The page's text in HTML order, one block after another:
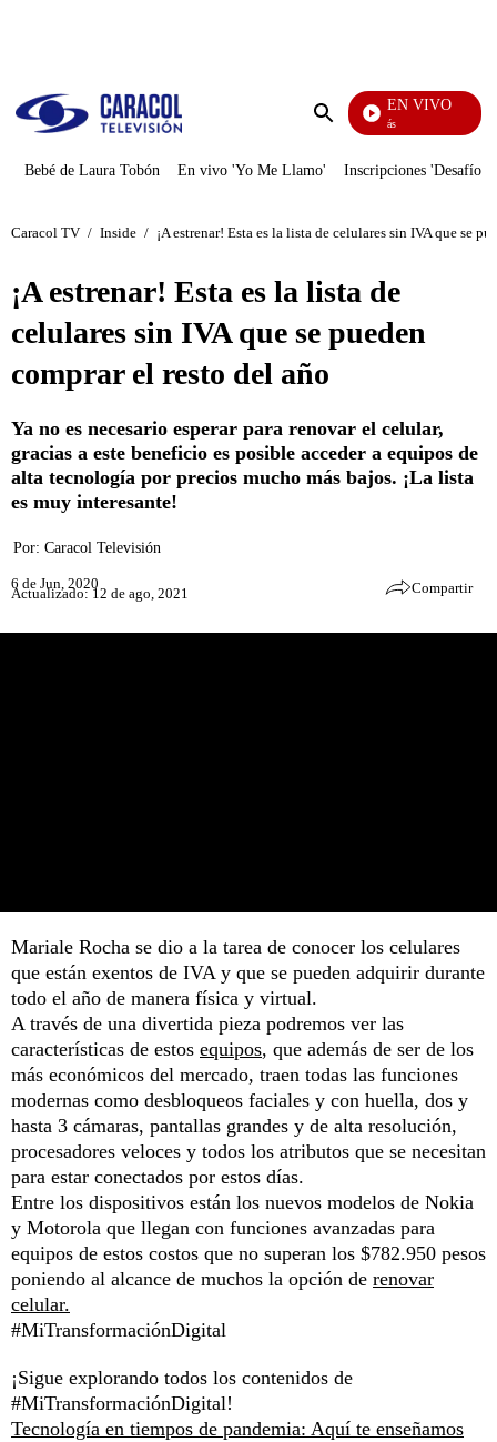
Enviar
EN VIVO
También Caerás
Bebé de Laura Tobón En vivo 'Yo Me Llamo' Inscripciones 'Desafío'
Caracol TV / Inside / ¡A estrenar! Esta es la lista de celulares sin IVA que se
¡A estrenar! Esta es la lista de
celulares sin IVA que se pueden
comprar el resto del año
Ya no es necesario esperar para renovar el celular,
gracias a este beneficio es posible acceder a equipos de
alta tecnología por precios mucho más bajos. ¡La lista
es muy interesante!
Por: Caracol Televisión
6 de Jun, 2020
Actualizado: 12 de ago, 2021 Compartir
Mariale Rocha se dio a la tarea de conocer los celulares
que están exentos de IVA y que se pueden adquirir durante
todo el año de manera física y virtual.
A través de una divertida pieza podremos ver las
características de estos equipos, que además de ser de los
más económicos del mercado, traen todas las funciones
modernas como desbloqueos faciales y con huella, dos y
hasta 3 cámaras, pantallas grandes y de alta resolución,
procesadores veloces y todos los atributos que se necesitan
para estar conectados por estos días.
Entre los dispositivos están los nuevos modelos de Nokia
y Motorola que llegan con funciones avanzadas para
equipos de estos costos que no superan los $782.950 pesos
poniendo al alcance de muchos la opción de renovar
celular.
#MiTransformaciónDigital
¡Sigue explorando todos los contenidos de
#MiTransformaciónDigital!
Tecnología en tiempos de pandemia: Aquí te enseñamos